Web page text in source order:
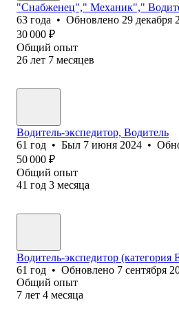
"Снабженец"," Механик","
63 года • Обновлено 29 декабря
30 000 ₽
Общий опыт
26 лет 7 месяцев
Водитель-экспедитор, Водитель
61 год • Был 7 июня 2024 •
50 000 ₽
Общий опыт
41 год 3 месяца
Водитель-экспедитор (категория
61 год • Обновлено 7 сентября
Общий опыт
7 лет 4 месяца